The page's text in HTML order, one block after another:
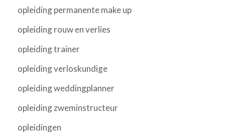
opleiding permanente make up
opleiding rouw en verlies
opleiding trainer
opleiding verloskundige
opleiding weddingplanner
opleiding zweminstructeur
opleidingen